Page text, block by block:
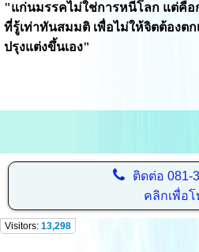
"แก่นมรรคไม่ใช่การหนีโลก แต่คือ
ที่รู้เท่าทันสมมติ เพื่อไม่ให้จิตต้องต
ปรุงแต่งขึ้นเอง"
ติดต่อ 081-
คลิกเพื่อโ
Visitors: 13,298